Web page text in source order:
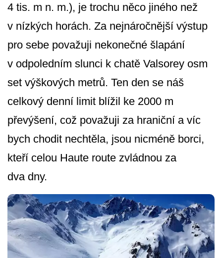
4 tis. m n. m.), je trochu něco jiného než
v nízkých horách. Za nejnáročnější výstup
pro sebe považuji nekonečné šlapání
v odpoledním slunci k chatě Valsorey osm
set výškových metrů. Ten den se náš
celkový denní limit blížil ke 2000 m
převýšení, což považuji za hraniční a víc
bych chodit nechtěla, jsou nicméně borci,
kteří celou Haute route zvládnou za
dva dny.